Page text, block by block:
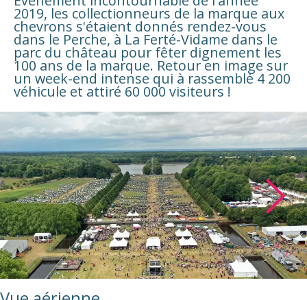
2019, les collectionneurs de la marque aux
chevrons s'étaient donnés rendez-vous
dans le Perche, à La Ferté-Vidame dans le
parc du château pour fêter dignement les
100 ans de la marque. Retour en image sur
un week-end intense qui à rassemblé 4 200
véhicule et attiré 60 000 visiteurs !